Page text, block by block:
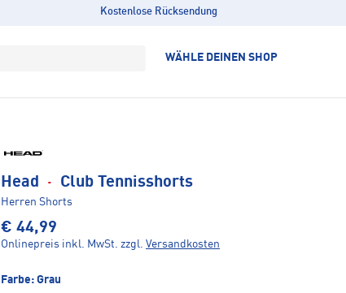
Kostenlose Rücksendung
WÄHLE DEINEN SHOP
Head · Club Tennisshorts
Herren Shorts
€ 44,99
Onlinepreis inkl. MwSt. zzgl. Versandkosten
Farbe: Grau